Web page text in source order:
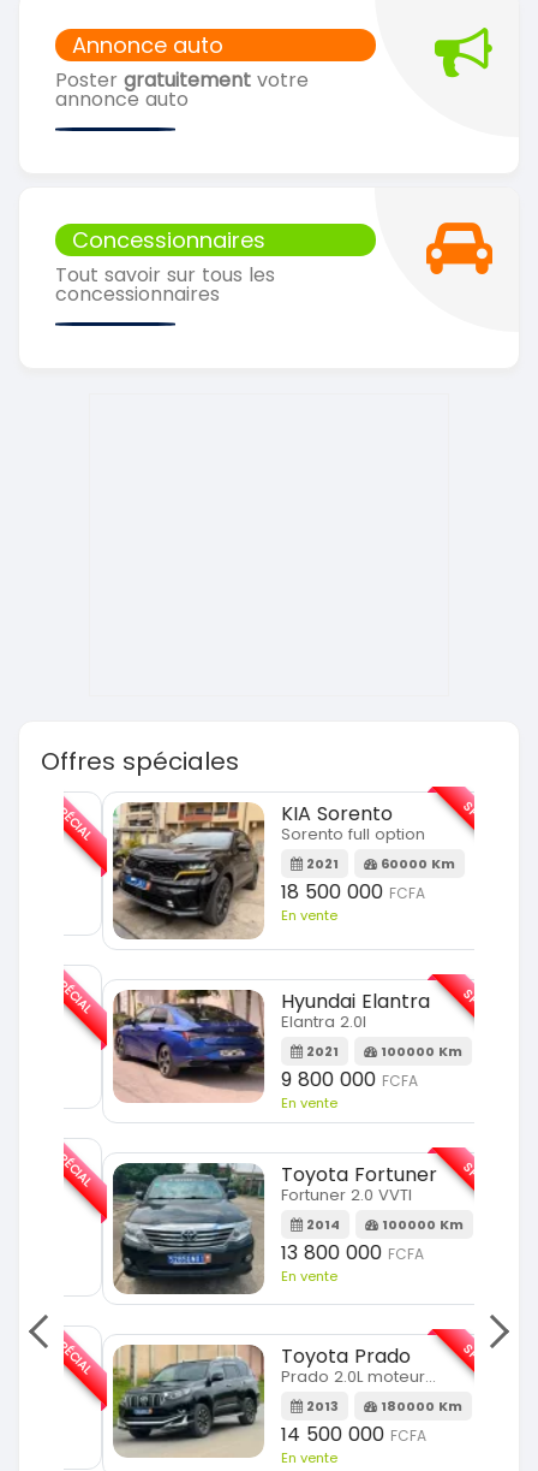
Annonce auto
Poster gratuitement votre
annonce auto
Concessionnaires
Tout savoir sur tous les
concessionnaires
Offres spéciales
SPÉCIAL
KIA Sorento
Sorento full option
2021 60000 Km
18 500 000FCFA
En vente
SPÉCIAL
Hyundai Elantra
Elantra 2.0l
2021 100000 Km
9 800 000FCFA
En vente
SPÉCIAL
Toyota Fortuner
Fortuner 2.0 VVTI
2014 100000 Km
13 800 000FCFA
En vente
SPÉCIAL
Toyota Prado
Prado 2.0L moteur d4d
2013 180000 Km
14 500 000FCFA
En vente
SPÉCIAL